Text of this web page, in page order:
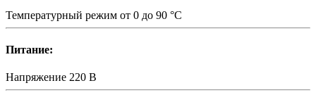
Температурный режим от 0 до 90 °C
Питание:
Напряжение 220 В